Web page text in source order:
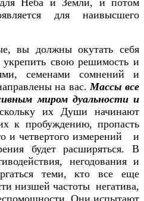
для наивысшего
вы должны окутать себя
свою решимость и
семенами сомнений и
на вас. Массы все
миром дуальности и
их Души начинают
к пробуждению, пропасть
и четвертого измерений и
будет расширяться. В
негодования и
теми, кто все еще
низшей частоты негатива,
Они испытают